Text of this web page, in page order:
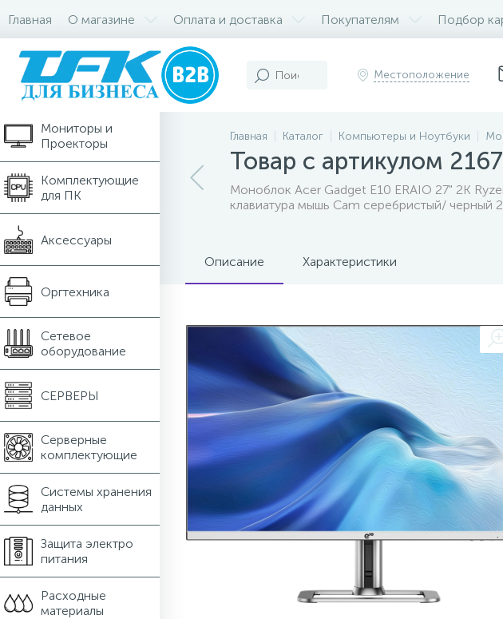
Главная О магазине Оплата и доставка Покупателям Подбор
Местоположение
Компьютеры и
Ноутбуки
Мониторы и
Проекторы
Комплектующие
для ПК
Аксессуары
Оргтехника
Сетевое
оборудование
СЕРВЕРЫ
Серверные
комплектующие
Системы хранения
данных
Защита электро
питания
Расходные
материалы
Главная Каталог Компьютеры и Ноутбуки
Товар с артикулом
Моноблок Acer Gadget E10 ERAIO 27" 2K
клавиатура мышь Cam серебристый/ черный
Описание Характеристики